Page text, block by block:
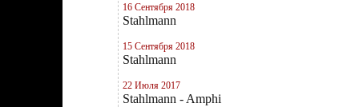
16 Сентября 2018
Stahlmann
15 Сентября 2018
Stahlmann
22 Июля 2017
Stahlmann - Amphi